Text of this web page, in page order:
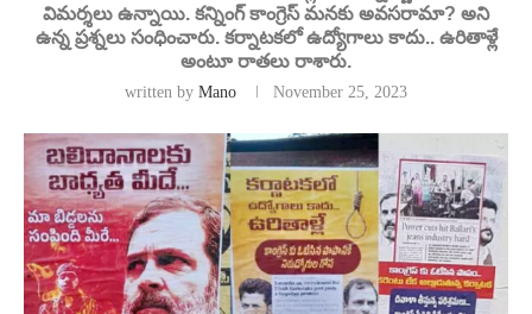
విమర్శలు ఉన్నాయి. కన్నింగ్ కాంగ్రెస్ మనకు అవసరామా? అని
ఉన్న ప్రశ్నలు సంధించారు. కర్నాటకలో ఉద్యోగాలు కాదు.. ఉరితాళ్లే
అంటూ రాతలు రాశారు.
written by Mano November 25, 2023